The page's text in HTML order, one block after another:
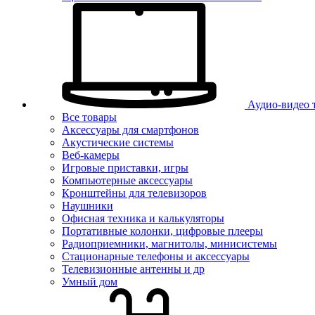
Аудио-видео
Все товары
Аксессуары для смартфонов
Акустические системы
Веб-камеры
Игровые приставки, игры
Компьютерные аксессуары
Кронштейны для телевизоров
Наушники
Офисная техника и калькуляторы
Портативные колонки, цифровые плееры
Радиоприемники, магнитолы, минисистемы
Стационарные телефоны и аксессуары
Телевизионные антенны и др
Умный дом